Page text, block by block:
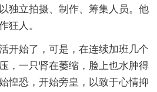
独立拍摄、制作、筹集人员。他
狂人。
开始了，可是，在连续加班几个
，一只肾在萎缩，脸上也水肿得
惶恐，开始旁皇，以致于心情抑